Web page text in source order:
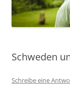
Schweden
Schreibe eine